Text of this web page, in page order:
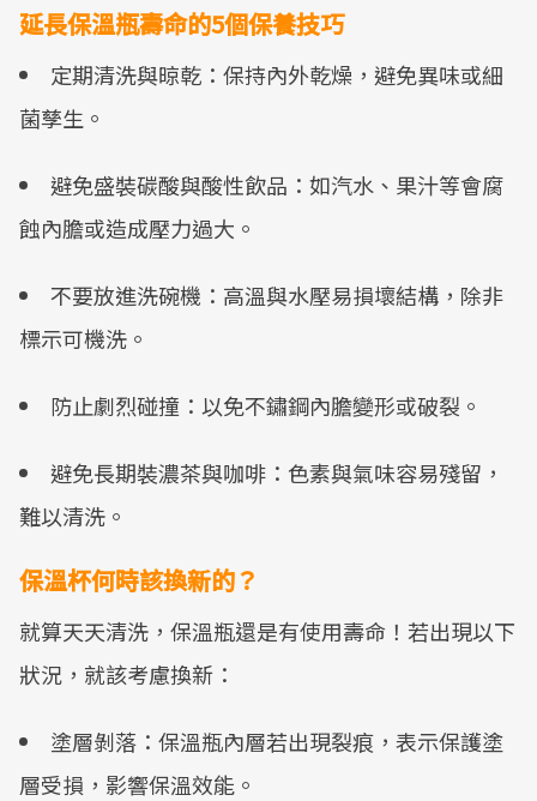
延長保溫瓶壽命的5個保養技巧
定期清洗與晾乾：保持內外乾燥，避免異味或細
菌孳生。
避免盛裝碳酸與酸性飲品：如汽水、果汁等會腐
蝕內膽或造成壓力過大。
不要放進洗碗機：高溫與水壓易損壞結構，除非
標示可機洗。
防止劇烈碰撞：以免不鏽鋼內膽變形或破裂。
避免長期裝濃茶與咖啡：色素與氣味容易殘留，
難以清洗。
保溫杯何時該換新的？
就算天天清洗，保溫瓶還是有使用壽命！若出現以下
狀況，就該考慮換新：
塗層剝落：保溫瓶內層若出現裂痕，表示保護塗
層受損，影響保溫效能。